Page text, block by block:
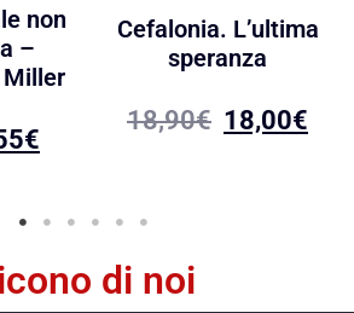
non
–
Miller
€
Cefalonia. L’ultima
speranza
18,90€ 18,00€
di noi